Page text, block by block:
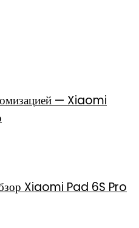
— Xiaomi
Xiaomi Pad 6S Pro